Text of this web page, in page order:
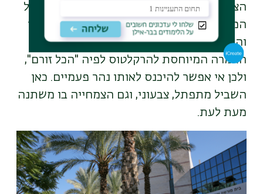
הציר המשני הוא "השביל הזורם", שביל מתעקל
המחבר אף הוא את שני חלקי הקמפוס, הצפוני
והדרומי. אופיו שונה, הוא מתפתל וזורם לפי
האמרה המיוחסת להרקלטוס לפיה "הכל זורם",
ולכן אי אפשר להיכנס לאותו נהר פעמיים. כאן
השביל מתפתל, צבעוני, וגם הצמחייה בו משתנה
מעת לעת.